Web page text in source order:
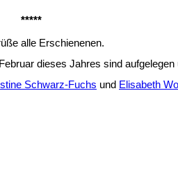
*****
alle Erschienenen.
dieses Jahres sind
Schwarz-Fuchs und Elisabeth